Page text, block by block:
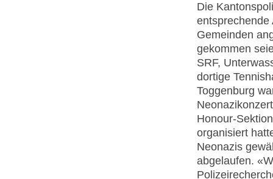
Die
entsprechende
Gemeinden
gekommen
SRF,
dortige
Toggenburg
Honour-
organisiert
Neonazis
abgelaufen.